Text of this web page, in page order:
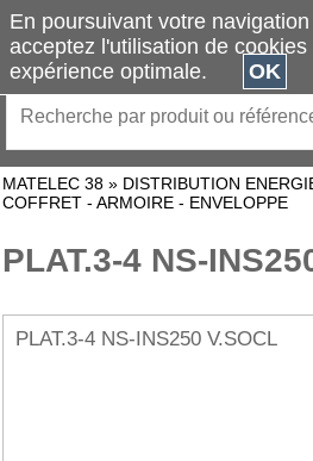
MATELEC 38 » DISTRIBUTION
COFFRET - ARMOIRE - ENVELOPPE
PLAT.3-4 NS-
PLAT.3-4 NS-INS250 V.SOCL
En poursuivant votre
acceptez l'utilisation de
expérience optimale.
OK